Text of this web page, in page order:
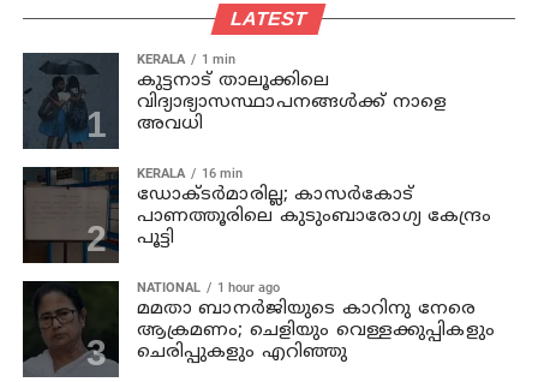
LATEST
KERALA 1 min
കുട്ടനാട് താലൂക്കിലെ
വിദ്യാഭ്യാസസ്ഥാപനങ്ങള്‍ക്ക് നാളെ
അവധി
KERALA 16 min
ഡോക്ടര്‍മാരില്ല; കാസര്‍കോട്
പാണത്തൂരിലെ കുടുംബാരോഗ്യ കേന്ദ്രം
പൂട്ടി
NATIONAL 1 hour ago
മമതാ ബാനർജിയുടെ കാറിനു നേരെ
ആക്രമണം; ചെളിയും വെള്ളക്കുപ്പികളും
ചെരിപ്പുകളും എറിഞ്ഞു